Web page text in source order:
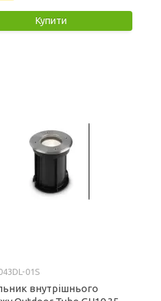
Купити
01S
внутрішнього